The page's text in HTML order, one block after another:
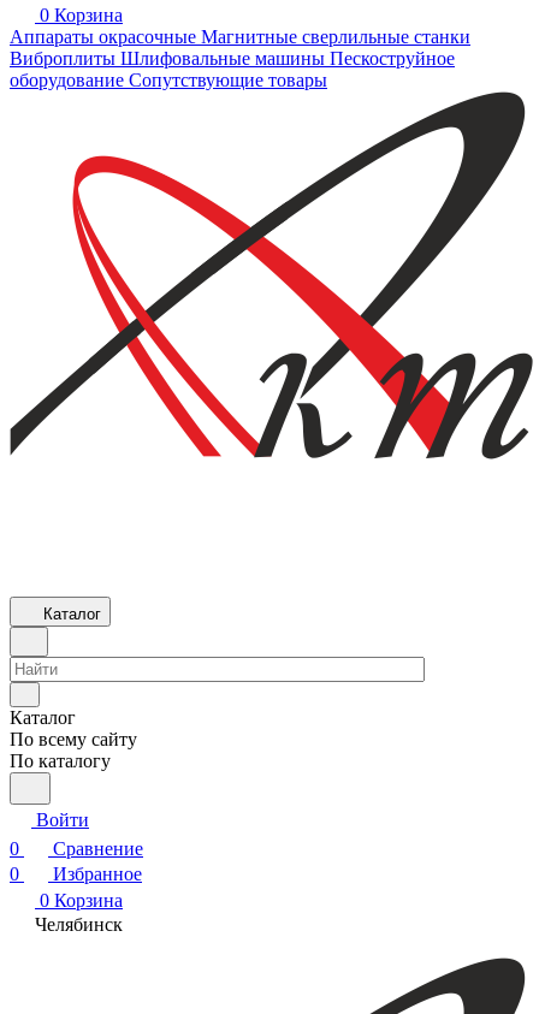
0 Корзина
Аппараты окрасочные Магнитные сверлильные станки
Виброплиты Шлифовальные машины Пескоструйное
оборудование Сопутствующие товары
Каталог
Каталог
По всему сайту
По каталогу
Войти
0
Сравнение
0
Избранное
0 Корзина
Челябинск